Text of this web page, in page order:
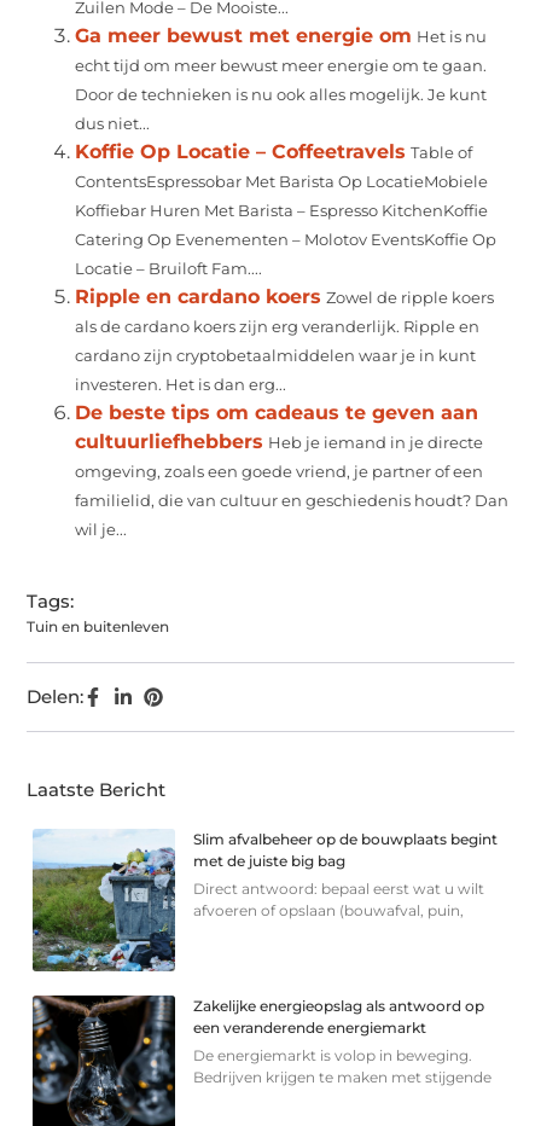
Zuilen Mode – De Mooiste...
Ga meer bewust met energie om Het is nu
echt tijd om meer bewust meer energie om te gaan.
Door de technieken is nu ook alles mogelijk. Je kunt
dus niet...
Koffie Op Locatie – Coffeetravels Table of
ContentsEspressobar Met Barista Op LocatieMobiele
Koffiebar Huren Met Barista – Espresso KitchenKoffie
Catering Op Evenementen – Molotov EventsKoffie Op
Locatie – Bruiloft Fam....
Ripple en cardano koers Zowel de ripple koers
als de cardano koers zijn erg veranderlijk. Ripple en
cardano zijn cryptobetaalmiddelen waar je in kunt
investeren. Het is dan erg...
De beste tips om cadeaus te geven aan
cultuurliefhebbers Heb je iemand in je directe
omgeving, zoals een goede vriend, je partner of een
familielid, die van cultuur en geschiedenis houdt? Dan
wil je...
Tags:
Tuin en buitenleven
Delen:
Laatste Bericht
Slim afvalbeheer op de bouwplaats begint
met de juiste big bag
Direct antwoord: bepaal eerst wat u wilt
afvoeren of opslaan (bouwafval, puin,
Zakelijke energieopslag als antwoord op
een veranderende energiemarkt
De energiemarkt is volop in beweging.
Bedrijven krijgen te maken met stijgende